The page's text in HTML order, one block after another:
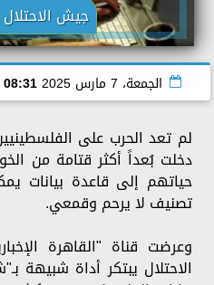
جيش الاحتلال
الجمعة، 7 مارس 2025 08:31 مـ
لم تعد الحرب على
دخلت بُعداً أكثر قتامة من
حياتهم إلى قاعدة بيانات
تصنيف لا يرحم وقمعي.
وعرضت قناة "القاهرة
الاحتلال يبتكر أداة شبيهة